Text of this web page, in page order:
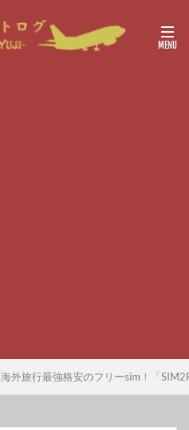
海外旅行最強格安のフリーsim！「